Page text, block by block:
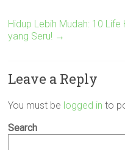
Hidup Lebih Mudah: 10
yang Seru! →
Leave a Reply
You must be logged in to
Search